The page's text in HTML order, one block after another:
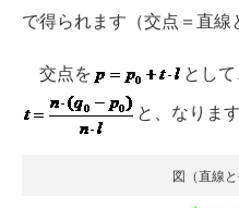
で得られます（交点＝直線
交点を として
と、なります
図（直線